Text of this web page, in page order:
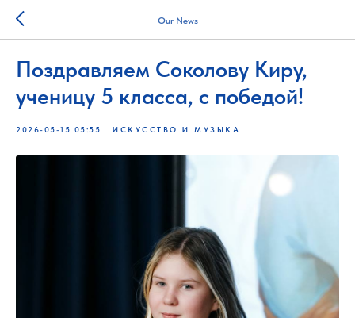
Our News
Поздравляем Соколову Киру,
ученицу 5 класса, с победой!
2026-05-15 05:55 ИСКУССТВО И МУЗЫКА